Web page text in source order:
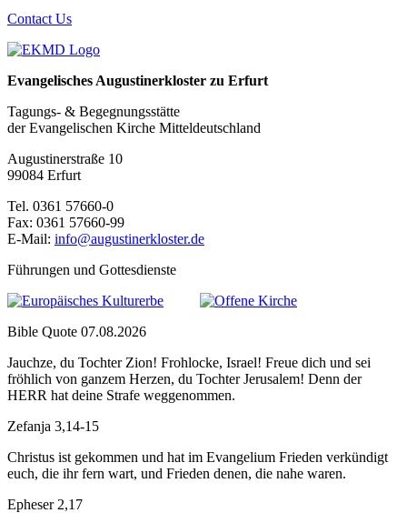
Contact Us
Evangelisches Augustinerkloster zu Erfurt
Tagungs- & Begegnungsstätte
der Evangelischen Kirche Mitteldeutschland
Augustinerstraße 10
99084 Erfurt
Tel. 0361 57660-0
Fax: 0361 57660-99
E-Mail: info@augustinerkloster.de
Führungen und Gottesdienste
Bible Quote 07.08.2026
Jauchze, du Tochter Zion! Frohlocke, Israel! Freue dich und sei
fröhlich von ganzem Herzen, du Tochter Jerusalem! Denn der
HERR hat deine Strafe weggenommen.
Zefanja 3,14-15
Christus ist gekommen und hat im Evangelium Frieden verkündigt
euch, die ihr fern wart, und Frieden denen, die nahe waren.
Epheser 2,17